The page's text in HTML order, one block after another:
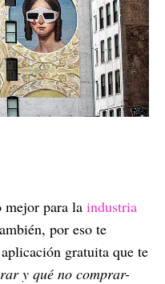
mejor para la industria
por eso te
gratuita que te
y qué no comprar-